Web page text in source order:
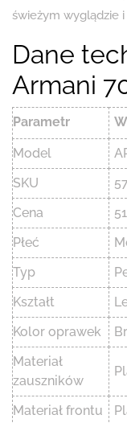
świeżym wyglądzie
Dane
Armani
Parametr
Model
SKU
Cena
Płeć
Typ
Kształt
Kolor oprawek
Materiał
zauszników
Materiał frontu